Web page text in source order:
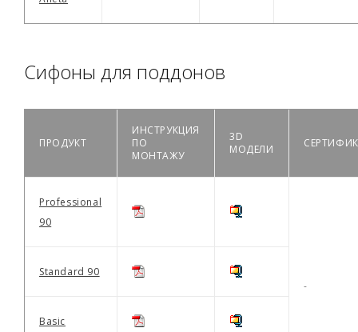
Сифоны для поддонов
ПРОДУКТ
ИНСТРУКЦИЯ
ПО
МОНТАЖУ
3D
МОДЕЛИ
Professional
90
-
Standard 90
Basic